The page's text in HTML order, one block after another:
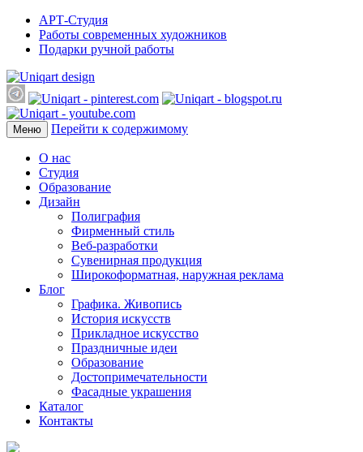
АРТ-Студия
Работы современных художников
Подарки ручной работы
Меню Перейти к содержимому
О нас
Студия
Образование
Дизайн
Полиграфия
Фирменный стиль
Веб-разработки
Сувенирная продукция
Широкоформатная, наружная реклама
Блог
Графика. Живопись
История искусств
Прикладное искусство
Праздничные идеи
Образование
Достопримечательности
Фасадные украшения
Каталог
Контакты